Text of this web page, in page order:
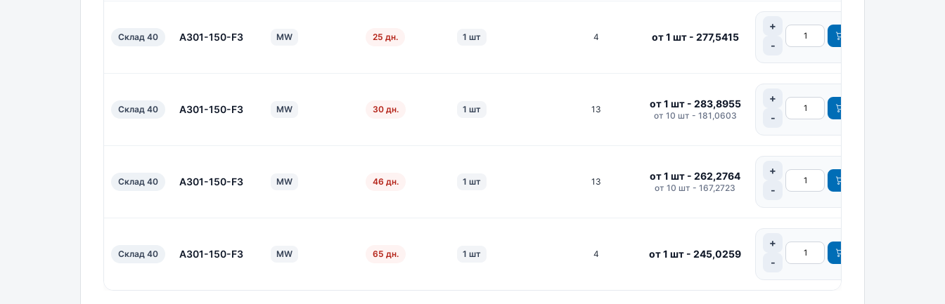
Склад 40 A301-150-F3 MW 25 дн. 1 шт 4 от 1 шт - 277,5415
Склад 40 A301-150-F3 MW 30 дн. 1 шт 13 от 1 шт - 283,8955
от 10 шт - 181,0603
Склад 40 A301-150-F3 MW 46 дн. 1 шт 13 от 1 шт - 262,2764
от 10 шт - 167,2723
Склад 40 A301-150-F3 MW 65 дн. 1 шт 4 от 1 шт - 245,0259